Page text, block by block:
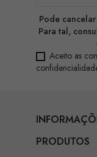
Pode
Para tal,
Aceito as
PRODUTOS